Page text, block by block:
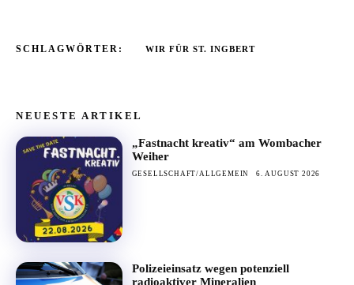
SCHLAGWÖRTER: WIR FÜR ST. INGBERT
NEUESTE ARTIKEL
„Fastnacht kreativ“ am Wombacher
Weiher
GESELLSCHAFT/ALLGEMEIN 6. AUGUST 2026
Polizeieinsatz wegen potenziell
radioaktiver Mineralien